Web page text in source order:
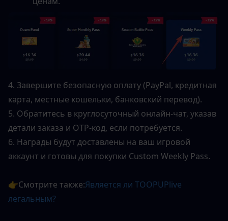
4. Завершите безопасную оплату (PayPal, кредитная
карта, местные кошельки, банковский перевод).
5. Обратитесь в круглосуточный онлайн-чат, указав
детали заказа и OTP-код, если потребуется.
6. Награды будут доставлены на ваш игровой
аккаунт и готовы для покупки Custom Weekly Pass.
👉Смотрите также:Является ли TOOPUPlive
легальным?